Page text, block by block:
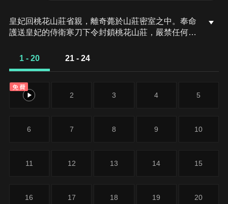
皇妃回桃花山莊省親，離奇薨於山莊密室之中。奉命
護送皇妃的侍衛寒刀下令封鎖桃花山莊，嚴禁任何人
義絕，形同陌路。在桃花山莊裡，寒刀與嫌疑人燕十
撲朔迷離。
1 - 20 21 - 24
免費
1 2 3 4 5
6 7 8 9 10
11 12 13 14 15
16 17 18 19 20